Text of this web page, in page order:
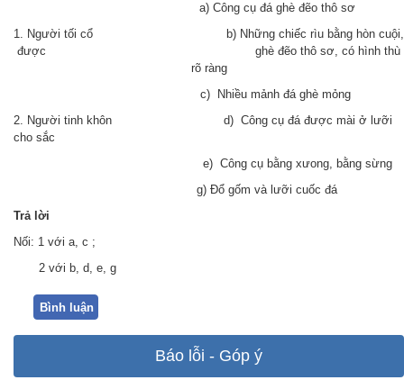
a) Công cụ đá ghè đẽo thô sơ
1. Người tối cổ b) Những chiếc rìu bằng hòn cuội,
được ghè đẽo thô sơ, có hình thù
rõ ràng
c) Nhiều mảnh đá ghè mỏng
2. Người tinh khôn d) Công cụ đá được mài ở lưỡi
cho sắc
e) Công cụ bằng xưong, bằng sừng
g) Đổ gốm và lưỡi cuốc đá
Trảlời
Nối: 1 với a, c ;
2 với b, d, e, g
Bình luận
Báo lỗi - Góp ý